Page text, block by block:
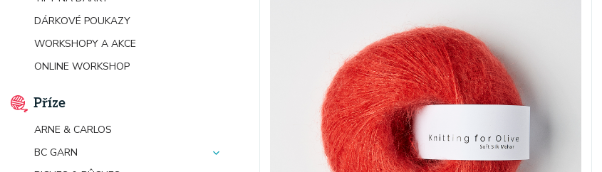
DÁRKOVÉ POUKAZY
WORKSHOPY A AKCE
ONLINE WORKSHOP
Příze
ARNE & CARLOS
BC GARN